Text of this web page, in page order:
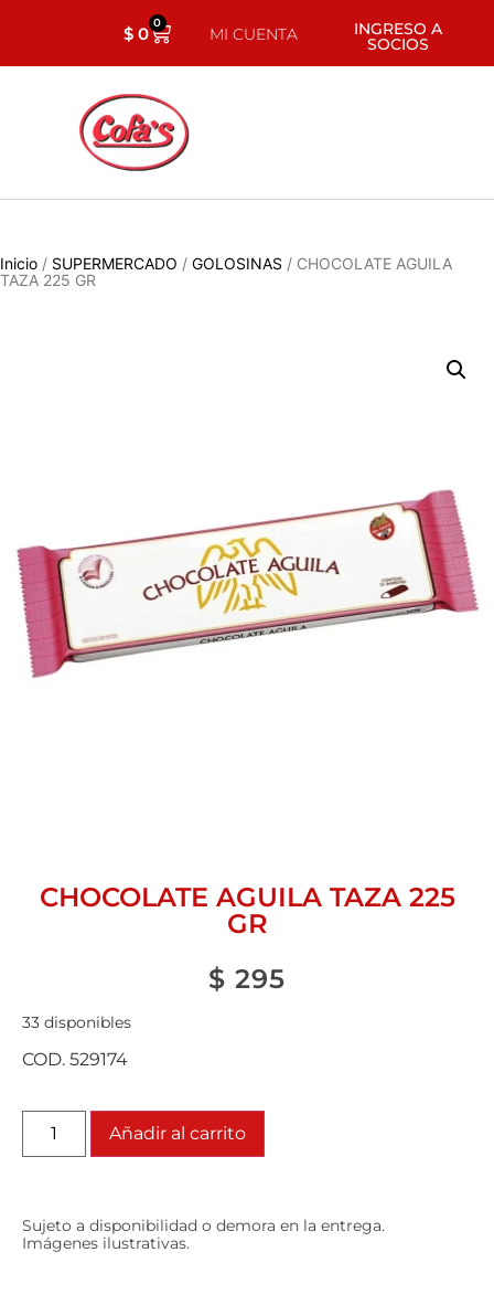
$0 0
MI CUENTA INGRESO A
SOCIOS
Inicio / SUPERMERCADO / GOLOSINAS / CHOCOLATE AGUILA
TAZA 225 GR
CHOCOLATE AGUILA TAZA 225
GR
$ 295
33 disponibles
COD. 529174
Añadir al carrito
Sujeto a disponibilidad o demora en la entrega.
Imágenes ilustrativas.